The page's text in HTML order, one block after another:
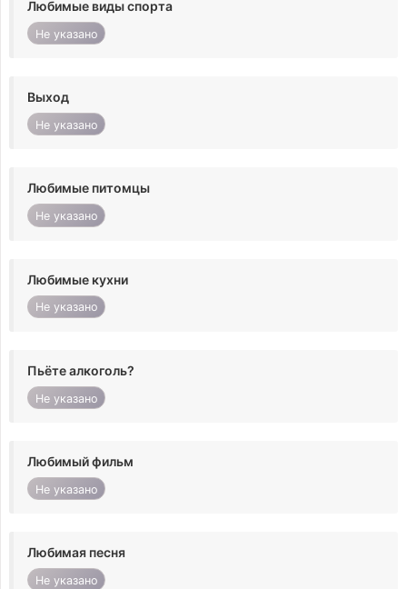
Любимые виды спорта
Не указано
Выход
Не указано
Любимые питомцы
Не указано
Любимые кухни
Не указано
Пьёте алкоголь?
Не указано
Любимый фильм
Не указано
Любимая песня
Не указано